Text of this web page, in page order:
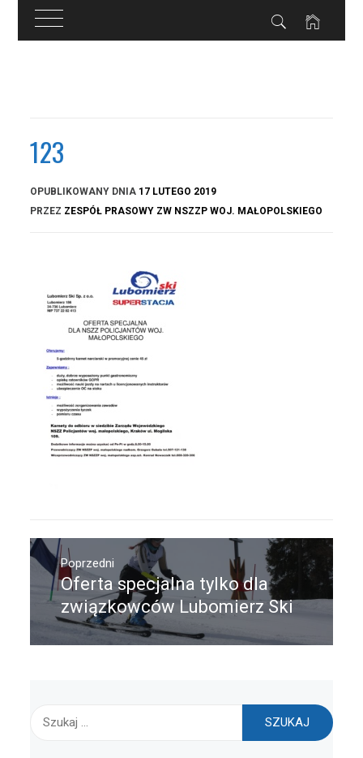
123
OPUBLIKOWANY DNIA 17 LUTEGO 2019
PRZEZ ZESPÓŁ PRASOWY ZW NSZZP WOJ. MAŁOPOLSKIEGO
Nawigacja
wpisuPoprzedni
Poprzedni
wpis:
Oferta specjalna tylko dla
związkowców Lubomierz Ski